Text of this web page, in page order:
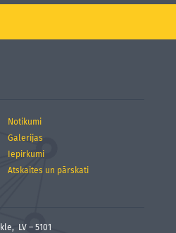
Notikumi
Galerijas
Iepirkumi
Atskaites un pārskati
LV – 5101